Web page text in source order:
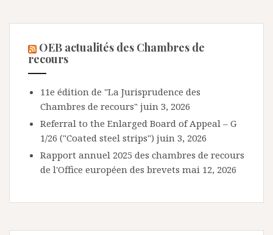
OEB actualités des Chambres de
recours
11e édition de "La Jurisprudence des
Chambres de recours" juin 3, 2026
Referral to the Enlarged Board of Appeal – G
1/26 ("Coated steel strips") juin 3, 2026
Rapport annuel 2025 des chambres de recours
de l'Office européen des brevets mai 12, 2026